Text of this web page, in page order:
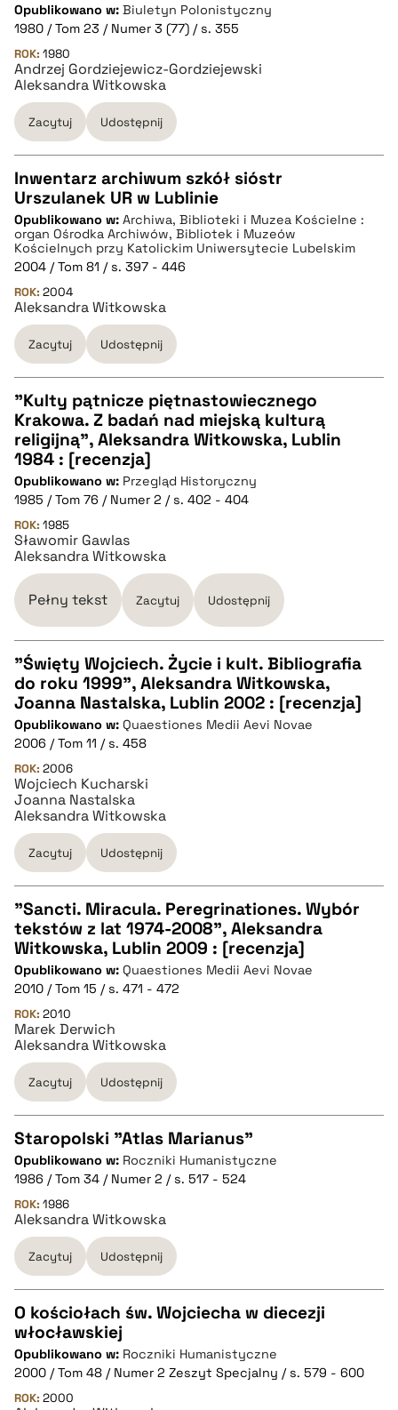
BIBTEX
pobierz cytat
Opublikowano w: Biuletyn Polonistyczny
1980 / Tom 23 / Numer 3 (77) / s. 355
ROK: 1980
Andrzej Gordziejewicz-Gordziejewski
Aleksandra Witkowska
Zacytuj Udostępnij
CZYSTY TEKST
pobierz cytat
BIBTEX
pobierz cytat
Inwentarz archiwum szkół sióstr
Urszulanek UR w Lublinie
Opublikowano w: Archiwa, Biblioteki i Muzea Kościelne :
organ Ośrodka Archiwów, Bibliotek i Muzeów
Kościelnych przy Katolickim Uniwersytecie Lubelskim
2004 / Tom 81 / s. 397 - 446
ROK: 2004
Aleksandra Witkowska
Zacytuj Udostępnij
CZYSTY TEKST
pobierz cytat
BIBTEX
pobierz cytat
"Kulty pątnicze piętnastowiecznego
Krakowa. Z badań nad miejską kulturą
religijną", Aleksandra Witkowska, Lublin
1984 : [recenzja]
Opublikowano w: Przegląd Historyczny
1985 / Tom 76 / Numer 2 / s. 402 - 404
ROK: 1985
Sławomir Gawlas
Aleksandra Witkowska
Pełny tekst Zacytuj Udostępnij
CZYSTY TEKST
pobierz cytat
BIBTEX
pobierz cytat
"Święty Wojciech. Życie i kult. Bibliografia
do roku 1999", Aleksandra Witkowska,
Joanna Nastalska, Lublin 2002 : [recenzja]
Opublikowano w: Quaestiones Medii Aevi Novae
2006 / Tom 11 / s. 458
ROK: 2006
Wojciech Kucharski
Joanna Nastalska
Aleksandra Witkowska
Zacytuj Udostępnij
CZYSTY TEKST
pobierz cytat
BIBTEX
pobierz cytat
"Sancti. Miracula. Peregrinationes. Wybór
tekstów z lat 1974-2008", Aleksandra
Witkowska, Lublin 2009 : [recenzja]
Opublikowano w: Quaestiones Medii Aevi Novae
2010 / Tom 15 / s. 471 - 472
ROK: 2010
Marek Derwich
Aleksandra Witkowska
Zacytuj Udostępnij
CZYSTY TEKST
pobierz cytat
BIBTEX
pobierz cytat
Staropolski "Atlas Marianus"
Opublikowano w: Roczniki Humanistyczne
1986 / Tom 34 / Numer 2 / s. 517 - 524
ROK: 1986
Aleksandra Witkowska
Zacytuj Udostępnij
CZYSTY TEKST
pobierz cytat
O kościołach św. Wojciecha w diecezji
włocławskiej
Opublikowano w: Roczniki Humanistyczne
2000 / Tom 48 / Numer 2 Zeszyt Specjalny / s. 579 - 600
ROK: 2000